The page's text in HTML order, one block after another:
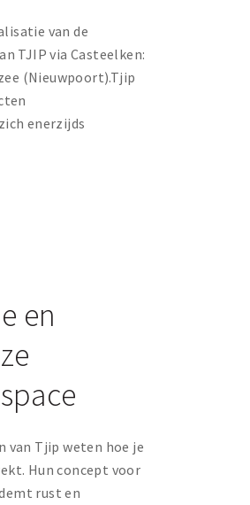
van de
TJIP via Casteelken:
(Nieuwpoort).Tjip
enerzijds
en
van Tjip weten hoe je
Hun concept voor
rust en